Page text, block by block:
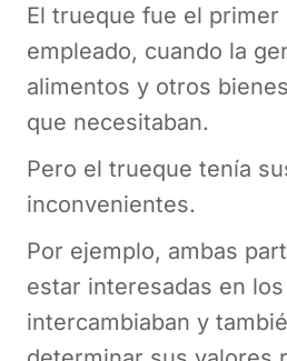
El trueque fue el primer
empleado, cuando la
alimentos y otros
que necesitaban.
Pero el trueque tenía
inconvenientes.
Por ejemplo, ambas
estar interesadas en
intercambiaban y